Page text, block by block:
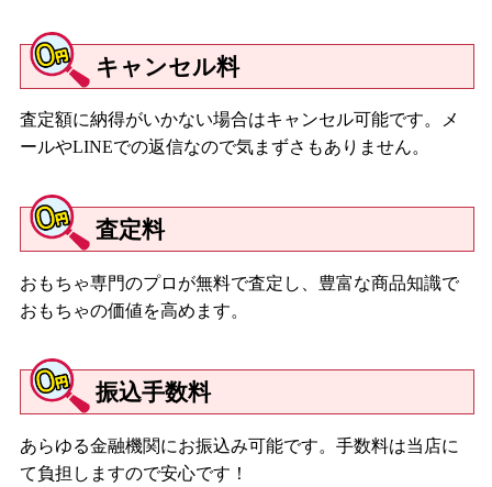
キャンセル料
査定額に納得がいかない場合はキャンセル可能です。メ
ールやLINEでの返信なので気まずさもありません。
査定料
おもちゃ専門のプロが無料で査定し、豊富な商品知識で
おもちゃの価値を高めます。
振込手数料
あらゆる金融機関にお振込み可能です。手数料は当店に
て負担しますので安心です！